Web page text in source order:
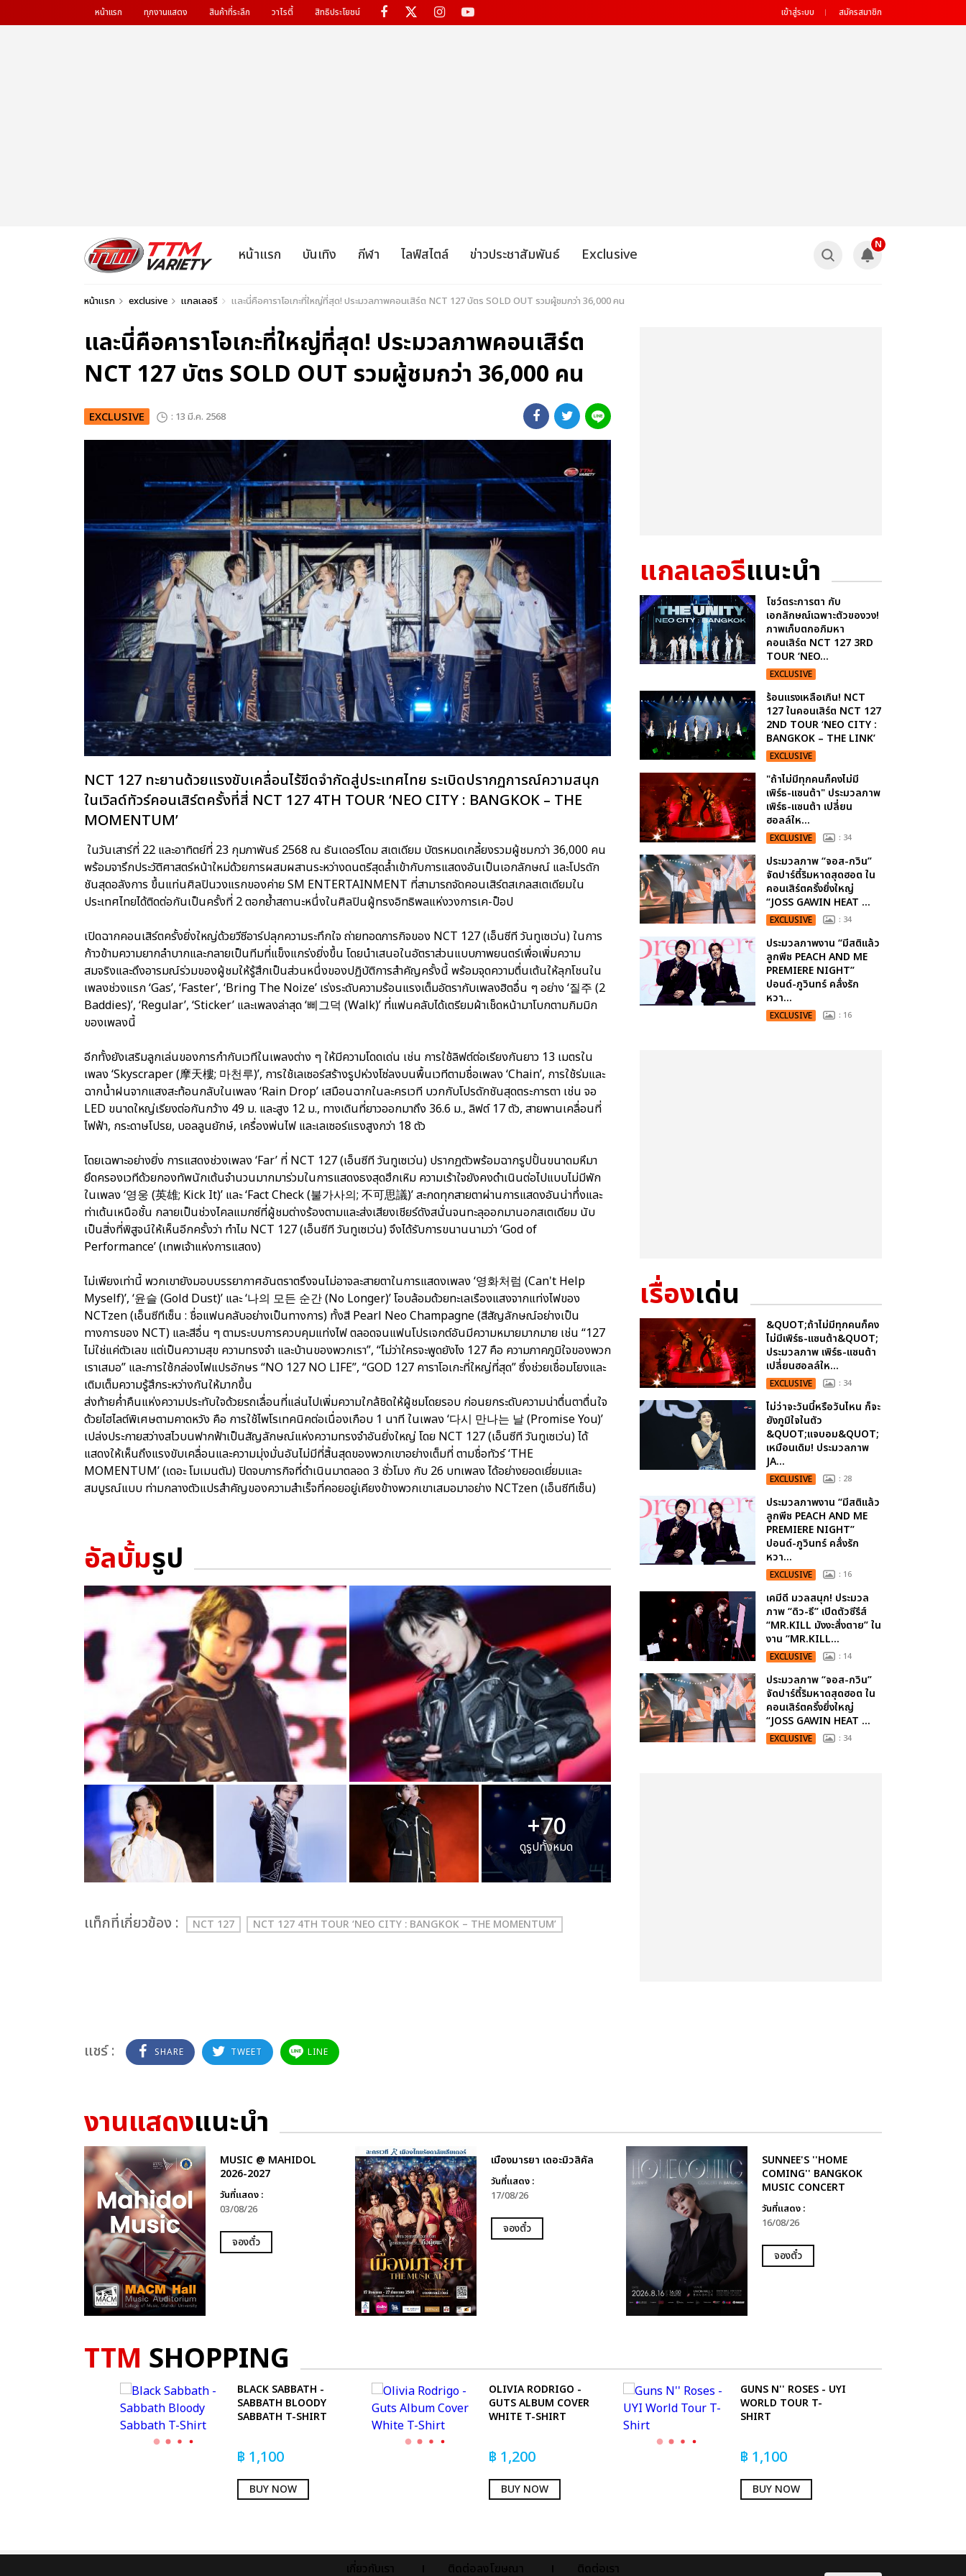
หน้าแรก ทุกงานแสดง สินค้าที่ระลึก วาไรตี้ สิทธิประโยชน์ เข้าสู่ระบบ สมัครสมาชิก
หน้าแรก บันเทิง กีฬา ไลฟ์สไตล์ ข่าวประชาสัมพันธ์ Exclusive
N
หน้าแรก exclusive แกลเลอรี และนี่คือคาราโอเกะที่ใหญ่ที่สุด! ประมวลภาพคอนเสิร์ต NCT 127 บัตร SOLD OUT รวมผู้ชมกว่า 36,000 คน
และนี่คือคาราโอเกะที่ใหญ่ที่สุด! ประมวลภาพคอนเสิร์ต
NCT 127 บัตร SOLD OUT รวมผู้ชมกว่า 36,000 คน
EXCLUSIVE : 13 มี.ค. 2568
NCT 127 ทะยานด้วยแรงขับเคลื่อนไร้ขีดจำกัดสู่ประเทศไทย ระเบิดปรากฏการณ์ความสนุก
ในเวิลด์ทัวร์คอนเสิร์ตครั้งที่สี่ NCT 127 4TH TOUR ‘NEO CITY : BANGKOK – THE
MOMENTUM’
ในวันเสาร์ที่ 22 และอาทิตย์ที่ 23 กุมภาพันธ์ 2568 ณ ธันเดอร์โดม สเตเดียม บัตรหมดเกลี้ยงรวมผู้ชมกว่า 36,000 คน
พร้อมจารึกประวัติศาสตร์หน้าใหม่ด้วยการผสมผสานระหว่างดนตรีสุดล้ำเข้ากับการแสดงอันเป็นเอกลักษณ์ และโปรดัก
ชันสุดอลังการ ขึ้นแท่นศิลปินวงแรกของค่าย SM ENTERTAINMENT ที่สามารถจัดคอนเสิร์ตสเกลสเตเดียมใน
ประเทศไทยได้ติดต่อกันเป็นครั้งที่ 2 ตอกย้ำสถานะหนึ่งในศิลปินผู้ทรงอิทธิพลแห่งวงการเค-ป็อป
เปิดฉากคอนเสิร์ตครั้งยิ่งใหญ่ด้วยวีซีอาร์ปลุกความระทึกใจ ถ่ายทอดภารกิจของ NCT 127 (เอ็นซีที วันทูเซเว่น) ในการ
ก้าวข้ามความยากลำบากและกลายเป็นทีมที่แข็งแกร่งยิ่งขึ้น โดยนำเสนอในอัตราส่วนแบบภาพยนตร์เพื่อเพิ่มความ
สมจริงและดึงอารมณ์ร่วมของผู้ชมให้รู้สึกเป็นส่วนหนึ่งของปฏิบัติการสำคัญครั้งนี้ พร้อมจุดความตื่นเต้นให้ลุกโชนใน
เพลงช่วงแรก ‘Gas’, ‘Faster’, ‘Bring The Noize’ เร่งระดับความร้อนแรงเต็มอัตรากับเพลงฮิตอื่น ๆ อย่าง ‘질주 (2
Baddies)’, ‘Regular’, ‘Sticker’ และเพลงล่าสุด ‘삐그덕 (Walk)’ ที่แฟนคลับได้เตรียมผ้าเช็ดหน้ามาโบกตามกิมมิก
ของเพลงนี้
อีกทั้งยังเสริมลูกเล่นของการกำกับเวทีในเพลงต่าง ๆ ให้มีความโดดเด่น เช่น การใช้ลิฟต์ต่อเรียงกันยาว 13 เมตรใน
เพลง ‘Skyscraper (摩天樓; 마천루)’, การใช้เลเซอร์สร้างรูปห่วงโซ่ลงบนพื้นเวทีตามชื่อเพลง ‘Chain’, การใช้ร่มและ
ฉากน้ำฝนจากแสงสะท้อนกลับในเพลง ‘Rain Drop’ เสมือนฉากในละครเวที บวกกับโปรดักชันสุดตระการตา เช่น จอ
LED ขนาดใหญ่เรียงต่อกันกว้าง 49 ม. และสูง 12 ม., ทางเดินที่ยาวออกมาถึง 36.6 ม., ลิฟต์ 17 ตัว, สายพานเคลื่อนที่
ไฟฟ้า, กระดาษโปรย, บอลลูนยักษ์, เครื่องพ่นไฟ และเลเซอร์แรงสูงกว่า 18 ตัว
โดยเฉพาะอย่างยิ่ง การแสดงช่วงเพลง ‘Far’ ที่ NCT 127 (เอ็นซีที วันทูเซเว่น) ปรากฏตัวพร้อมฉากรูปปั้นขนาดมหึมา
ยึดครองเวทีด้วยกองทัพนักเต้นจำนวนมากมาร่วมในการแสดงธงสุดฮึกเหิม ความเร้าใจยังคงดำเนินต่อไปแบบไม่มีพัก
ในเพลง ‘영웅 (英雄; Kick It)’ และ ‘Fact Check (불가사의; 不可思議)’ สะกดทุกสายตาผ่านการแสดงอันน่าทึ่งและ
ท่าเต้นเหนือชั้น กลายเป็นช่วงไคลแมกซ์ที่ผู้ชมต่างร้องตามและส่งเสียงเชียร์ดังสนั่นจนทะลุออกมานอกสเตเดียม นับ
เป็นสิ่งที่พิสูจน์ให้เห็นอีกครั้งว่า ทำไม NCT 127 (เอ็นซีที วันทูเซเว่น) จึงได้รับการขนานนามว่า ‘God of
Performance’ (เทพเจ้าแห่งการแสดง)
ไม่เพียงเท่านี้ พวกเขายังมอบบรรยากาศอันตราตรึงจนไม่อาจละสายตาในการแสดงเพลง ‘영화처럼 (Can't Help
Myself)’, ‘윤슬 (Gold Dust)’ และ ‘나의 모든 순간 (No Longer)’ โอบล้อมด้วยทะเลเรืองแสงจากแท่งไฟของ
NCTzen (เอ็นซีทีเซ็น : ชื่อแฟนคลับอย่างเป็นทางการ) ทั้งสี Pearl Neo Champagne (สีสัญลักษณ์อย่างเป็น
ทางการของ NCT) และสีอื่น ๆ ตามระบบการควบคุมแท่งไฟ ตลอดจนแฟนโปรเจกต์อันมีความหมายมากมาย เช่น “127
ไม่ใช่แค่ตัวเลข แต่เป็นความสุข ความทรงจำ และบ้านของพวกเรา”, “ไม่ว่าใครจะพูดยังไง 127 คือ ความภาคภูมิใจของพวก
เราเสมอ” และการใช้กล่องไฟแปรอักษร “NO 127 NO LIFE”, “GOD 127 คาราโอเกะที่ใหญ่ที่สุด” ซึ่งช่วยเชื่อมโยงและ
เติมเต็มความรู้สึกระหว่างกันให้มากขึ้น
ส่งท้ายค่ำคืนแห่งความประทับใจด้วยรถเลื่อนที่แล่นไปเพิ่มความใกล้ชิดให้ผู้ชมโดยรอบ ก่อนยกระดับความน่าตื่นตาตื่นใจ
ด้วยไฮไลต์พิเศษตามคาดหวัง คือ การใช้ไพโรเทคนิคต่อเนื่องเกือบ 1 นาที ในเพลง ‘다시 만나는 날 (Promise You)’
เปล่งประกายสว่างสไวบนฟากฟ้าเป็นสัญลักษณ์แห่งความทรงจำอันยิ่งใหญ่ โดย NCT 127 (เอ็นซีที วันทูเซเว่น) ได้
แสดงให้เห็นถึงแรงขับเคลื่อนและความมุ่งมั่นอันไม่มีที่สิ้นสุดของพวกเขาอย่างเต็มที่ ตามชื่อทัวร์ ‘THE
MOMENTUM’ (เดอะ โมเมนตัม) ปิดจบภารกิจที่ดำเนินมาตลอด 3 ชั่วโมง กับ 26 บทเพลง ได้อย่างยอดเยี่ยมและ
สมบูรณ์แบบ ท่ามกลางตัวแปรสำคัญของความสำเร็จที่คอยอยู่เคียงข้างพวกเขาเสมอมาอย่าง NCTzen (เอ็นซีทีเซ็น)
อัลบั้มรูป
+70
ดูรูปทั้งหมด
เเท็กที่เกี่ยวข้อง : NCT 127 NCT 127 4TH TOUR ‘NEO CITY : BANGKOK – THE MOMENTUM’
แชร์ : SHARE TWEET LINE
แกลเลอรีแนะนำ
โชว์ตระการตา กับ
เอกลักษณ์เฉพาะตัวของวง!
ภาพเก็บตกอภิมหา
คอนเสิร์ต NCT 127 3RD
TOUR ‘NEO...
EXCLUSIVE
ร้อนแรงเหลือเกิน! NCT
127 ในคอนเสิร์ต NCT 127
2ND TOUR ‘NEO CITY :
BANGKOK – THE LINK’
EXCLUSIVE
"ถ้าไม่มีทุกคนก็คงไม่มี
เพิร์ธ-แซนต้า" ประมวลภาพ
เพิร์ธ-แซนต้า เปลี่ยน
ฮอลล์ให...
EXCLUSIVE : 34
ประมวลภาพ “จอส-กวิน”
จัดปาร์ตี้ริมหาดสุดฮอต ใน
คอนเสิร์ตครั้งยิ่งใหญ่
“JOSS GAWIN HEAT ...
EXCLUSIVE : 34
ประมวลภาพงาน “มีสติแล้ว
ลูกพีช PEACH AND ME
PREMIERE NIGHT”
ปอนด์-ภูวินทร์ คลั่งรัก
หวา...
EXCLUSIVE : 16
เรื่องเด่น
&QUOT;ถ้าไม่มีทุกคนก็คง
ไม่มีเพิร์ธ-แซนต้า&QUOT;
ประมวลภาพ เพิร์ธ-แซนต้า
เปลี่ยนฮอลล์ให...
EXCLUSIVE : 34
ไม่ว่าจะวันนี้หรือวันไหน ก็จะ
ยังภูมิใจในตัว
&QUOT;แจบอม&QUOT;
เหมือนเดิม! ประมวลภาพ
JA...
EXCLUSIVE : 28
ประมวลภาพงาน “มีสติแล้ว
ลูกพีช PEACH AND ME
PREMIERE NIGHT”
ปอนด์-ภูวินทร์ คลั่งรัก
หวา...
EXCLUSIVE : 16
เคมีดี มวลสนุก! ประมวล
ภาพ “ดิว-ธี” เปิดตัวซีรีส์
“MR.KILL มังงะสั่งตาย” ใน
งาน “MR.KILL...
EXCLUSIVE : 14
ประมวลภาพ “จอส-กวิน”
จัดปาร์ตี้ริมหาดสุดฮอต ใน
คอนเสิร์ตครั้งยิ่งใหญ่
“JOSS GAWIN HEAT ...
EXCLUSIVE : 34
งานแสดงแนะนำ
MUSIC @ MAHIDOL
2026-2027
วันที่แสดง :
03/08/26
จองตั๋ว
เมืองมารยา เดอะมิวสิคัล
วันที่แสดง :
17/08/26
จองตั๋ว
SUNNEE'S ''HOME
COMING'' BANGKOK
MUSIC CONCERT
วันที่แสดง :
16/08/26
จองตั๋ว
TTM SHOPPING
BLACK SABBATH -
SABBATH BLOODY
SABBATH T-SHIRT
฿ 1,100
BUY NOW
OLIVIA RODRIGO -
GUTS ALBUM COVER
WHITE T-SHIRT
฿ 1,200
BUY NOW
GUNS N'' ROSES - UYI
WORLD TOUR T-
SHIRT
฿ 1,100
BUY NOW
เกี่ยวกับเรา ติดต่อลงโฆษณา ติดต่อเรา